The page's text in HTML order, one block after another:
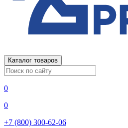
Каталог товаров
0
0
+7 (800) 300-62-06